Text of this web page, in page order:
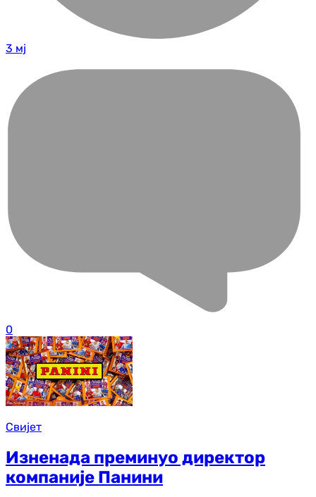
3 мј
0
Свијет
Изненада преминуо директор
компаније Панини